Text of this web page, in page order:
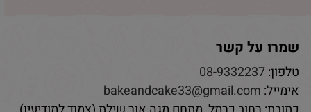
שמרו על קשר
טלפון:08-9332237
אימייל: bakeandcake33@gmail.com